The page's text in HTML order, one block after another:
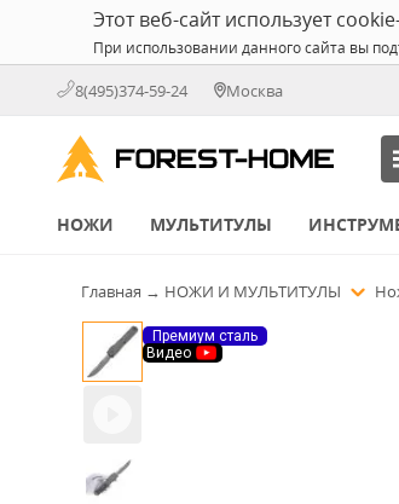
Этот веб-сайт использует
При использовании данного сайта вы
8(495)374-59-24 Москва
НОЖИ МУЛЬТИТУЛЫ
Главная → НОЖИ И МУЛЬТИТУЛЫ
Премиум сталь
Видео